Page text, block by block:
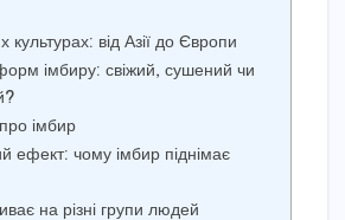
культурах: від Азії до Європи
імбиру: свіжий, сушений чи
про імбир
ефект: чому імбир піднімає
на різні групи людей